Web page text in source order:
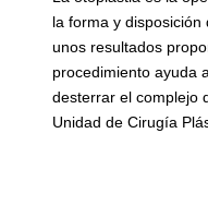
la forma y
unos resultados
procedimiento ayuda
desterrar el complejo
Unidad de Cirugía